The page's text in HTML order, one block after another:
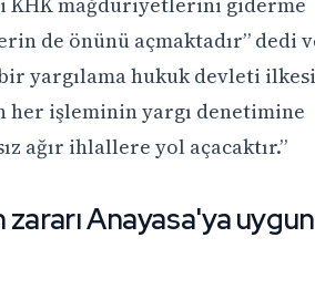
de önünü açmaktadır” dedi
yargılama hukuk devleti
her işleminin yargı denetimine
ağır ihlallere yol açacaktır.”
Anayasa'ya uygun